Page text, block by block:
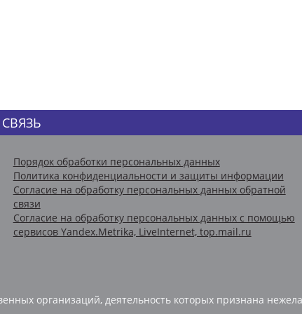
Порядок обработки персональных данных
Политика конфиденциальности и защиты информации
Согласие на обработку персональных данных обратной
связи
Согласие на обработку персональных данных с помощью
сервисов Yandex.Metrika, LiveInternet, top.mail.ru
организаций, деятельность которых признана